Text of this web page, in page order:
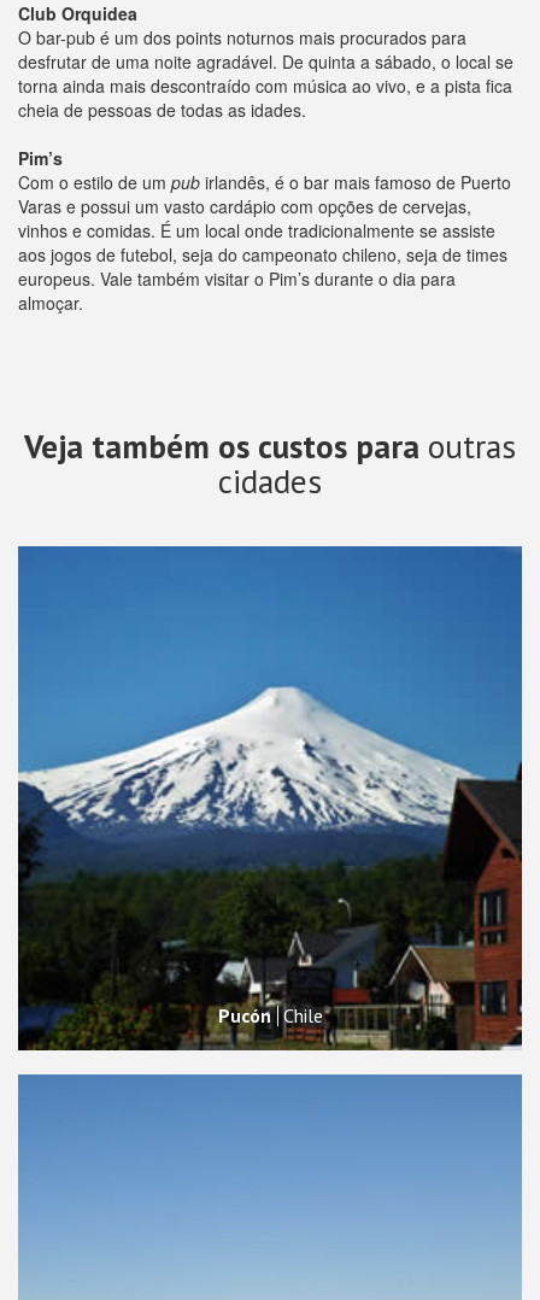
Club Orquidea
O bar-pub é um dos points noturnos mais procurados para
desfrutar de uma noite agradável. De quinta a sábado, o local se
torna ainda mais descontraído com música ao vivo, e a pista fica
cheia de pessoas de todas as idades.
Pim’s
Com o estilo de um pub irlandês, é o bar mais famoso de Puerto
Varas e possui um vasto cardápio com opções de cervejas,
vinhos e comidas. É um local onde tradicionalmente se assiste
aos jogos de futebol, seja do campeonato chileno, seja de times
europeus. Vale também visitar o Pim’s durante o dia para
almoçar.
Veja também os custos para outras
cidades
Pucón Chile